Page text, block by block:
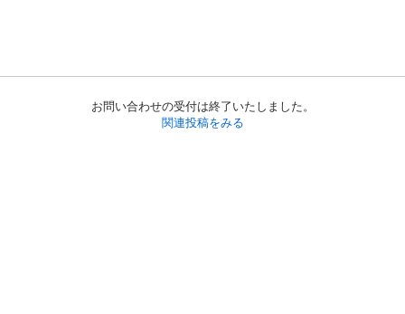
お問い合わせの受付は終了いたしました。
関連投稿をみる